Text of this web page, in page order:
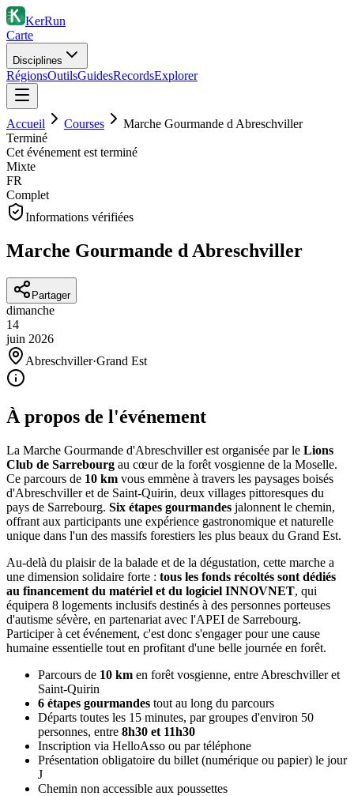
KerRun
Carte
Disciplines
RégionsOutilsGuidesRecordsExplorer
Accueil Courses
Marche Gourmande d Abreschviller
Terminé
Cet événement est terminé
Mixte
FR
Complet
Informations vérifiées
Marche Gourmande d Abreschviller
Partager
dimanche
14
juin 2026
Abreschviller·Grand Est
À propos de l'événement
La Marche Gourmande d'Abreschviller est organisée par le Lions
Club de Sarrebourg au cœur de la forêt vosgienne de la Moselle.
Ce parcours de 10 km vous emmène à travers les paysages boisés
d'Abreschviller et de Saint-Quirin, deux villages pittoresques du
pays de Sarrebourg. Six étapes gourmandes jalonnent le chemin,
offrant aux participants une expérience gastronomique et naturelle
unique dans l'un des massifs forestiers les plus beaux du Grand Est.
Au-delà du plaisir de la balade et de la dégustation, cette marche a
une dimension solidaire forte : tous les fonds récoltés sont dédiés
au financement du matériel et du logiciel INNOVNET, qui
équipera 8 logements inclusifs destinés à des personnes porteuses
d'autisme sévère, en partenariat avec l'APEI de Sarrebourg.
Participer à cet événement, c'est donc s'engager pour une cause
humaine essentielle tout en profitant d'une belle journée en forêt.
Parcours de 10 km en forêt vosgienne, entre Abreschviller et
Saint-Quirin
6 étapes gourmandes tout au long du parcours
Départs toutes les 15 minutes, par groupes d'environ 50
personnes, entre 8h30 et 11h30
Inscription via HelloAsso ou par téléphone
Présentation obligatoire du billet (numérique ou papier) le jour
J
Chemin non accessible aux poussettes